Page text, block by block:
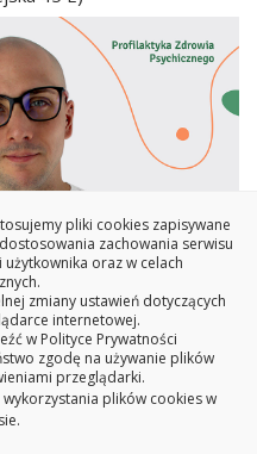
pliki cookies zapisywane
zachowania serwisu
oraz w celach
zmiany ustawień dotyczących
internetowej.
w Polityce Prywatności
zgodę na używanie plików
przeglądarki.
plików cookies w